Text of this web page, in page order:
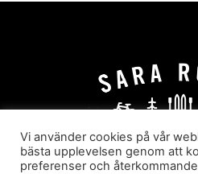
Vi använder cookies på vår
bästa upplevelsen genom att
preferenser och